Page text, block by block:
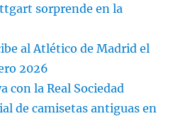
sorprende en la
al Atlético de Madrid el
2026
con la Real Sociedad
de camisetas antiguas en